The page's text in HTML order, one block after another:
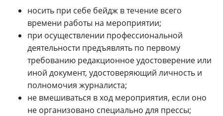
носить при себе бейдж в течение всего
времени работы на мероприятии;
при осуществлении профессиональной
деятельности предъявлять по первому
требованию редакционное удостоверение или
иной документ, удостоверяющий личность и
полномочия журналиста;
не вмешиваться в ход мероприятия, если оно
не организовано специально для прессы;